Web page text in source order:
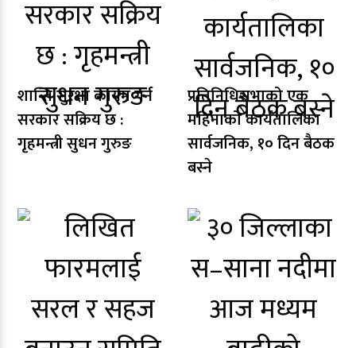
शान्ति सुरक्षा कायम गर्न
सरकार सक्रिय छ :
गृहमन्त्री सुधन गुरुङ
प्रतिनिधिसभाको एक
महिनाको कार्यतालिका
सार्वजनिक, १० दिन बैठक
बस्ने